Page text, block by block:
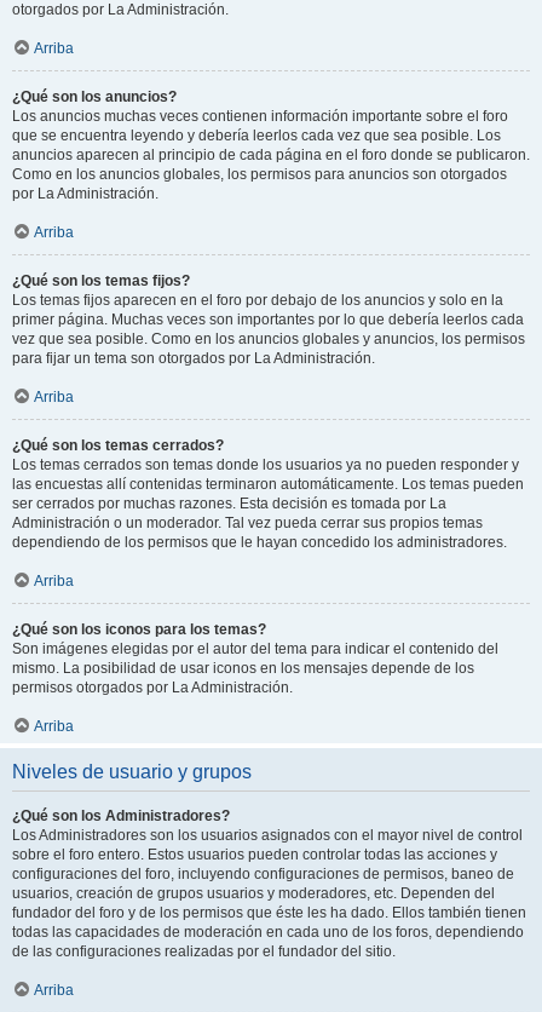
otorgados por La Administración.
Arriba
¿Qué son los anuncios?
Los anuncios muchas veces contienen información importante sobre el foro
que se encuentra leyendo y debería leerlos cada vez que sea posible. Los
anuncios aparecen al principio de cada página en el foro donde se publicaron.
Como en los anuncios globales, los permisos para anuncios son otorgados
por La Administración.
Arriba
¿Qué son los temas fijos?
Los temas fijos aparecen en el foro por debajo de los anuncios y solo en la
primer página. Muchas veces son importantes por lo que debería leerlos cada
vez que sea posible. Como en los anuncios globales y anuncios, los permisos
para fijar un tema son otorgados por La Administración.
Arriba
¿Qué son los temas cerrados?
Los temas cerrados son temas donde los usuarios ya no pueden responder y
las encuestas allí contenidas terminaron automáticamente. Los temas pueden
ser cerrados por muchas razones. Esta decisión es tomada por La
Administración o un moderador. Tal vez pueda cerrar sus propios temas
dependiendo de los permisos que le hayan concedido los administradores.
Arriba
¿Qué son los iconos para los temas?
Son imágenes elegidas por el autor del tema para indicar el contenido del
mismo. La posibilidad de usar iconos en los mensajes depende de los
permisos otorgados por La Administración.
Arriba
Niveles de usuario y grupos
¿Qué son los Administradores?
Los Administradores son los usuarios asignados con el mayor nivel de control
sobre el foro entero. Estos usuarios pueden controlar todas las acciones y
configuraciones del foro, incluyendo configuraciones de permisos, baneo de
usuarios, creación de grupos usuarios y moderadores, etc. Dependen del
fundador del foro y de los permisos que éste les ha dado. Ellos también tienen
todas las capacidades de moderación en cada uno de los foros, dependiendo
de las configuraciones realizadas por el fundador del sitio.
Arriba